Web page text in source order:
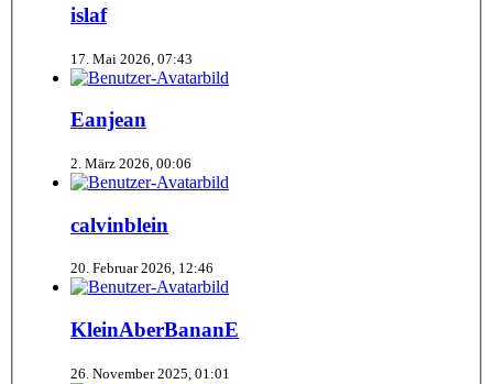
islaf
17. Mai 2026, 07:43
Eanjean
2. März 2026, 00:06
calvinblein
20. Februar 2026, 12:46
KleinAberBananE
26. November 2025, 01:01